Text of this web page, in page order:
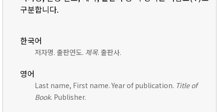
구분합니다.
한국어
저자명. 출판연도. 제목. 출판사.
영어
Last name, First name. Year of publication. Title of
Book. Publisher.